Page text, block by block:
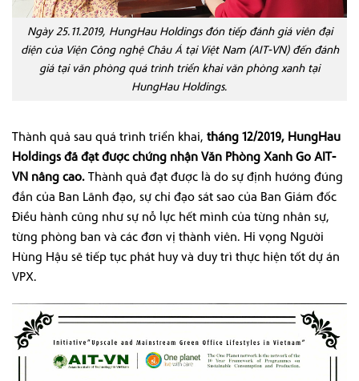
Ngày 25.11.2019, HungHau Holdings đón tiếp đánh giá viên đại
diện của Viện Công nghệ Châu Á tại Việt Nam (AIT-VN) đến đánh
giá tại văn phòng quá trình triển khai văn phòng xanh tại
HungHau Holdings.
Thành quả sau quá trình triển khai, tháng 12/2019, HungHau
Holdings đã đạt được chứng nhận Văn Phòng Xanh Go AIT-
VN nâng cao. Thành quả đạt được là do sự định hướng đúng
đắn của Ban Lãnh đạo, sự chỉ đạo sát sao của Ban Giám đốc
Điều hành cũng như sự nỗ lực hết mình của từng nhân sự,
từng phòng ban và các đơn vị thành viên. Hi vọng Người
Hùng Hậu sẽ tiếp tục phát huy và duy trì thực hiện tốt dự án
VPX.